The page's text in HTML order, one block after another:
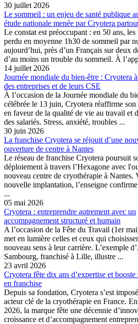
30 juillet 2026
Le sommeil : un enjeu de santé publique
étude nationale menée par Cryotera
Le constat est préoccupant : en 50 ans,
perdu en moyenne 1h30 de sommeil par
aujourd’hui, près d’un Français sur deux
d’au moins un trouble du sommeil. À
14 juillet 2026
Journée mondiale du bien-être : Cryotera
des entreprises et de leurs CSE
À l’occasion de la Journée mondiale du
célébrée le 13 juin, Cryotera réaffirme son
en faveur de la qualité de vie au travail et
des salariés. Stress, anxiété, troubles ...
30 juin 2026
La franchise Cryotera se réjouit d’une
ouverture de centre à Nantes
Le réseau de franchise Cryotera poursuit
déploiement à travers l’Hexagone avec
nouveau centre de cryothérapie à Nantes.
nouvelle implantation, l’enseigne
...
05 mai 2026
Cryotera : entreprendre autrement avec un
accompagnement structuré et humain
A l’occasion de la Fête du Travail (1er
met en lumière celles et ceux qui
nouveau sens à leur carrière. L’exemple
Sambourg, franchisé à Lille, illustre ...
23 avril 2026
Cryotera fête dix ans d’expertise et booste
en franchise
Depuis sa fondation, Cryotera s’est
acteur clé de la cryothérapie en France.
2026, la marque fête une décennie
croissance et d’accompagnement